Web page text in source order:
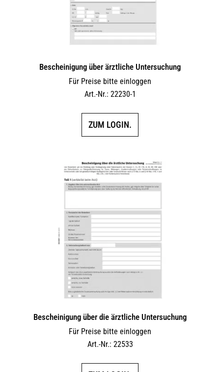
Bescheinigung über ärztliche Untersuchung
Für Preise bitte einloggen
Art.-Nr.: 22230-1
ZUM LOGIN.
Bescheinigung über die ärztliche Untersuchung
Für Preise bitte einloggen
Art.-Nr.: 22533